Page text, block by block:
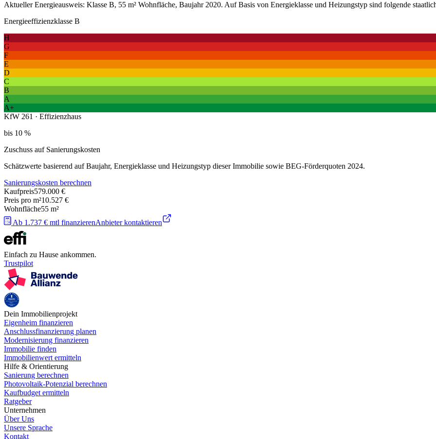
Aktueller Energieausweis: Klasse B, 55 m² Wohnfläche, Baujahr 2020. Auf Basis von Energieklasse und Heizungstyp sind folgende
Energieeffizienzklasse B
H
G
F
E
D
C
B
A
A+
KfW 261 · Effizienzhaus
bis 10 %
Zuschuss auf Sanierungskosten
Schätzwerte basierend auf Baujahr, Energieklasse und Heizungstyp dieser Immobilie sowie BEG-Förderquoten 2024.
Sanierungskosten berechnen
Kaufpreis579.000 €
Preis pro m²10.527 €
Wohnfläche55 m²
Ab 1.737 € mtl finanzierenAnbieter kontaktieren
Einfach zu Hause ankommen.
Trustpilot
Dein Immobilienprojekt
Eigenheim finanzieren
Anschlussfinanzierung planen
Modernisierung finanzieren
Immobilie finden
Immobilienwert ermitteln
Hilfe & Orientierung
Sanierung berechnen
Photovoltaik-Potenzial berechnen
Kaufbudget ermitteln
Ratgeber
Unternehmen
Über Uns
Unsere Sprache
Kontakt